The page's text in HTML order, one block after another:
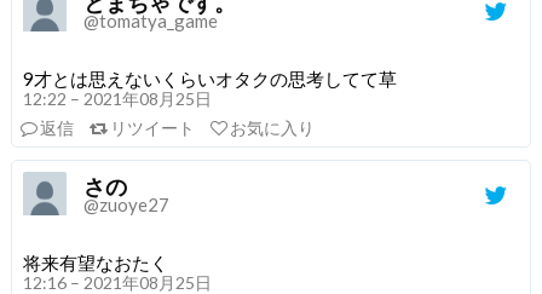
@tomatya_game
9才とは思えないくらいオタクの思考してて草
12:22 – 2021年08月25日
返信
リツイート お気に入り
さの
@zuoye27
将来有望なおたく
12:16 – 2021年08月25日